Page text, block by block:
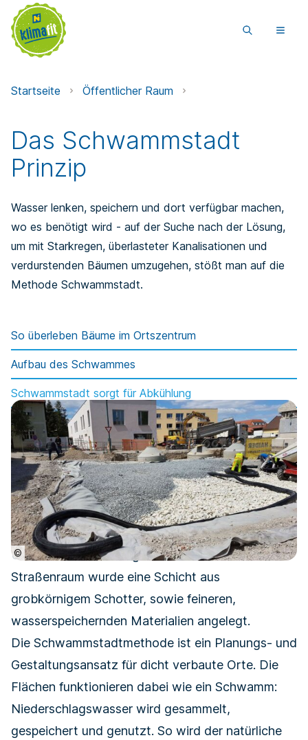
Startseite Öffentlicher Raum
Das Schwammstadt
Prinzip
Wasser lenken, speichern und dort verfügbar machen,
wo es benötigt wird - auf der Suche nach der Lösung,
um mit Starkregen, überlasteter Kanalisationen und
verdurstenden Bäumen umzugehen, stößt man auf die
Methode Schwammstadt.
So überleben Bäume im Ortszentrum
Aufbau des Schwammes
Schwammstadt sorgt für Abkühlung
©
Unterhalb der befestigten Oberflächen im
Straßenraum wurde eine Schicht aus
grobkörnigem Schotter, sowie feineren,
wasserspeichernden Materialien angelegt.
Die Schwammstadtmethode ist ein Planungs- und
Gestaltungsansatz für dicht verbaute Orte. Die
Flächen funktionieren dabei wie ein Schwamm:
Niederschlagswasser wird gesammelt,
gespeichert und genutzt. So wird der natürliche